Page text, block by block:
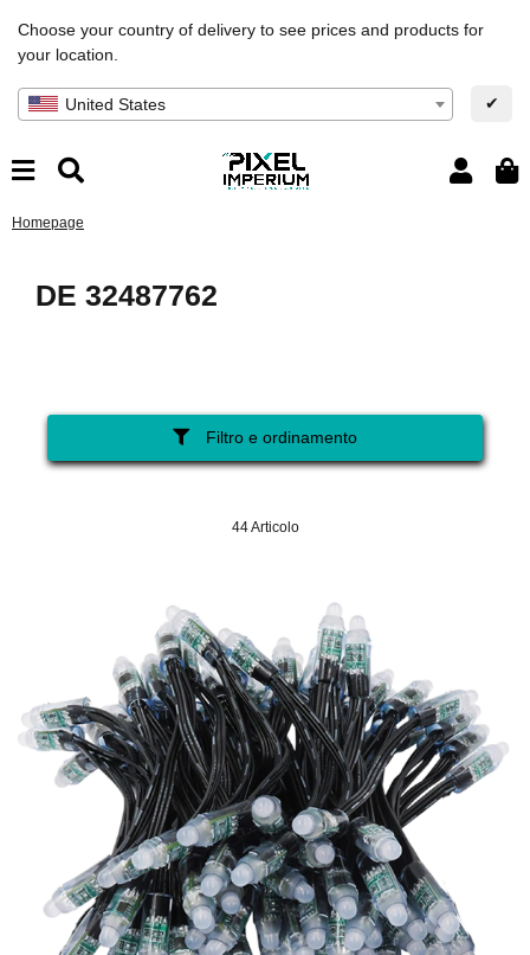
Choose your country of delivery to see prices and products for
your location.
United States ✔
Homepage
DE 32487762
Filtro e ordinamento
44 Articolo